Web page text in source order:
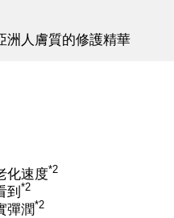
洲人膚質的修護精華
化速度*2
到 *2
彈潤*2